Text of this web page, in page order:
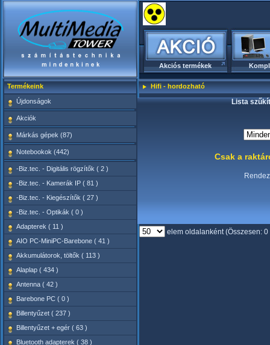
Akciós termékek
Termékeink
Újdonságok
Akciók
Márkás gépek (87)
Notebookok (442)
-Biz.tec. - Digitális rögzítők ( 2 )
-Biz.tec. - Kamerák IP ( 81 )
-Biz.tec. - Kiegészítők ( 27 )
-Biz.tec. - Optikák ( 0 )
Adapterek ( 11 )
AIO PC-MiniPC-Barebone ( 41 )
Akkumulátorok, töltők ( 113 )
Alaplap ( 434 )
Antenna ( 42 )
Barebone PC ( 0 )
Billentyűzet ( 237 )
Billentyűzet + egér ( 63 )
Bluetooth adapterek ( 38 )
Hifi - hordozható
Lista
Csak a
elem oldalanként (Összesen: 0